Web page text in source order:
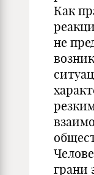
Как
не
грани